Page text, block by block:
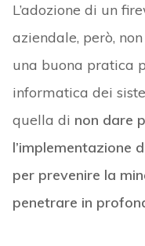
L’adozione di un
aziendale, però,
una buona pratica
informatica dei
quella di non dare
l’implementazione
per prevenire la
penetrare in